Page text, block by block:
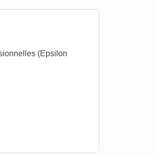
(Epsilon